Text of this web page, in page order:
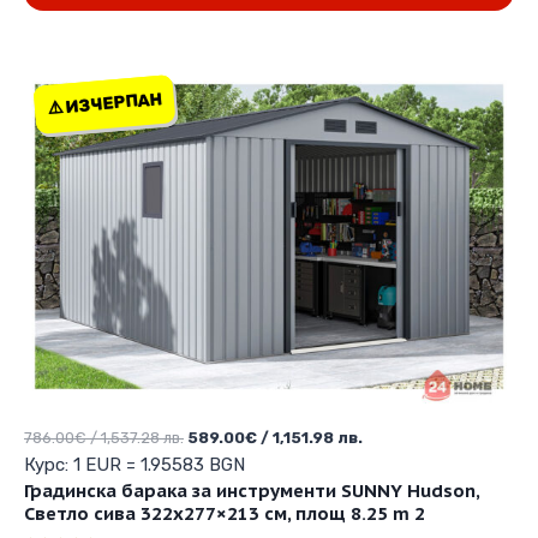
⚠️ ИЗЧЕРПАН
⚠️ ИЗЧЕРПАН
Градинска барака за инструменти SUNNY Hudson,
Светло сива 322х277×213 см, площ 8.25 m 2
786.00€/ 1,537.28 лв. Original
price
was:
786.00€
589.00€ / 1,151.98 лв.Текущата
е:
589.00€
Курс: 1 EUR = 1.95583 BGN